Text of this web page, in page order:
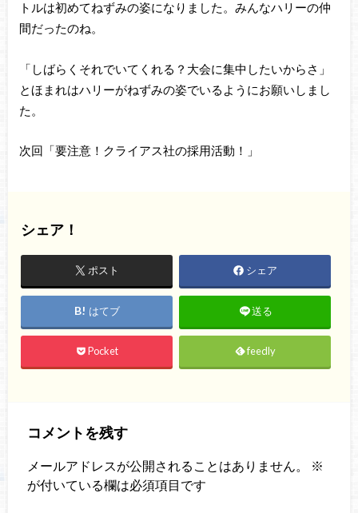
トルは初めてねずみの姿になりました。みんなハリーの仲
間だったのね。
「しばらくそれでいてくれる？大会に集中したいからさ」
とほまれはハリーがねずみの姿でいるようにお願いしまし
た。
次回「要注意！クライアス社の採用活動！」
シェア！
ポスト シェア
はてブ 送る
Pocket feedly
コメントを残す
メールアドレスが公開されることはありません。
※
が付いている欄は必須項目です